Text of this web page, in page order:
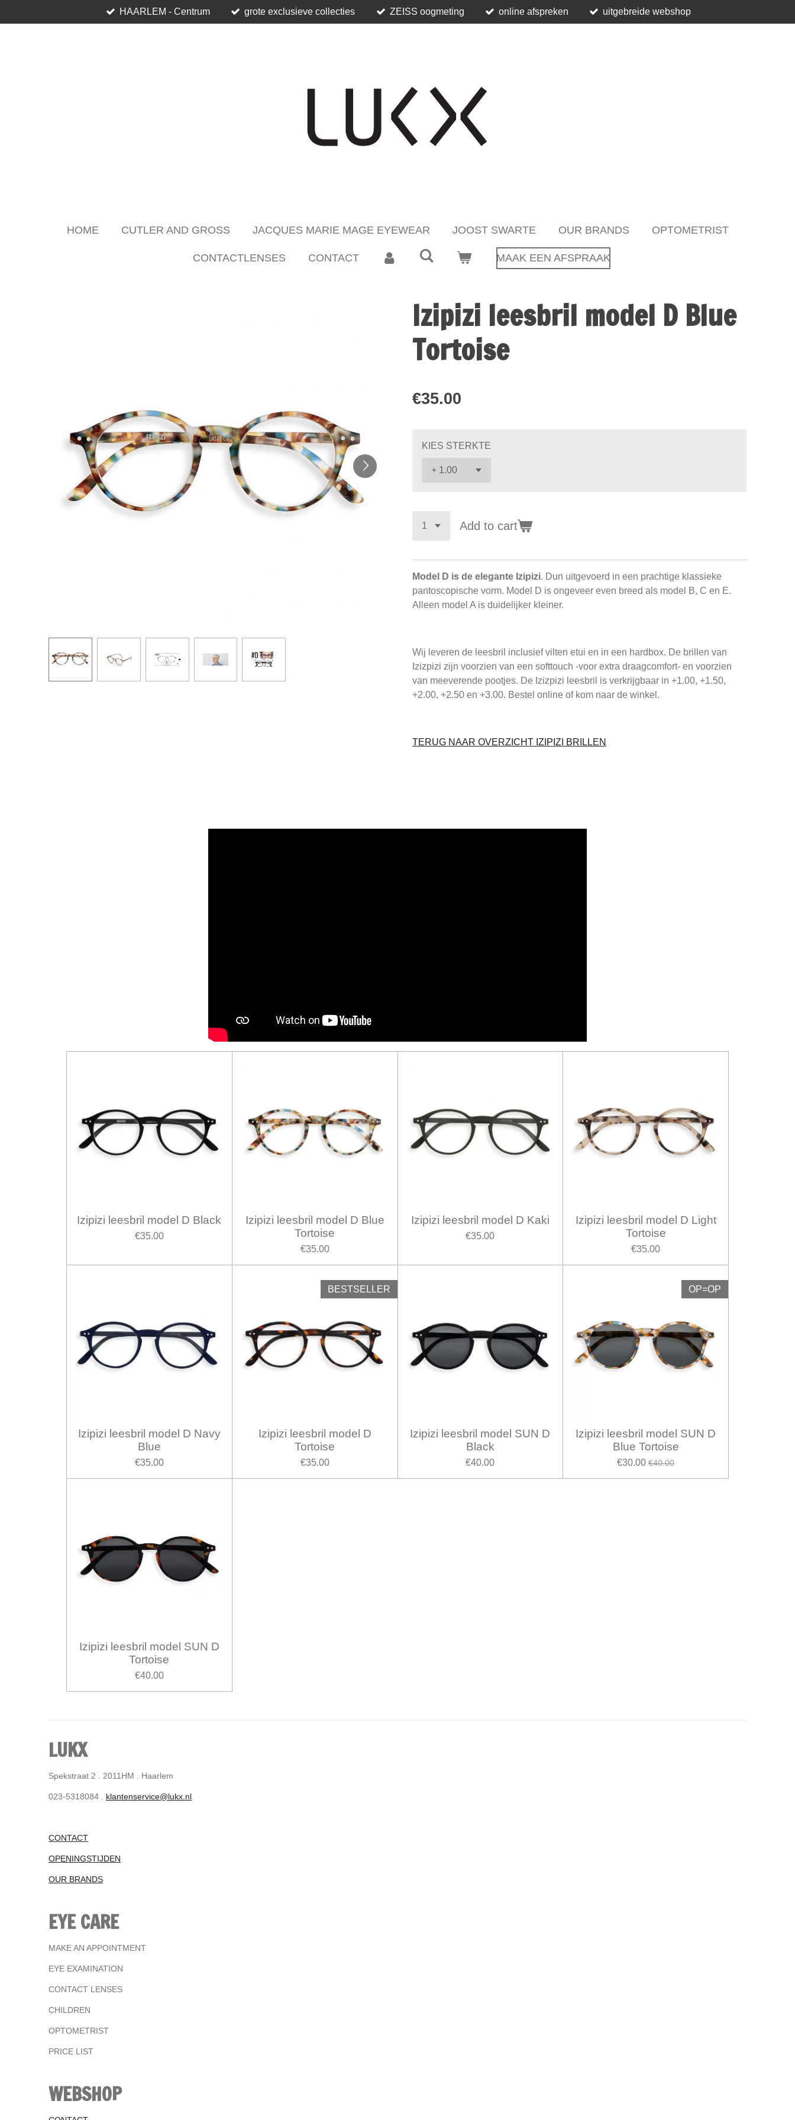
to
HAARLEM - Centrum grote exclusieve collecties ZEISS oogmeting online afspreken uitgebreide webshop
HOME CUTLER AND GROSS JACQUES MARIE MAGE EYEWEAR JOOST SWARTE OUR BRANDS OPTOMETRIST
CONTACTLENSES CONTACT MAAK EEN AFSPRAAK
Izipizi leesbril model D Blue
Tortoise
€35.00
KIES STERKTE
Add to cart
Model D is de elegante Izipizi. Dun uitgevoerd in een prachtige klassieke
pantoscopische vorm. Model D is ongeveer even breed als model B, C en E.
Alleen model A is duidelijker kleiner.
Wij leveren de leesbril inclusief vilten etui en in een hardbox. De brillen van
Izizpizi zijn voorzien van een softtouch -voor extra draagcomfort- en voorzien
van meeverende pootjes. De Izizpizi leesbril is verkrijgbaar in +1.00, +1.50,
+2.00, +2.50 en +3.00. Bestel online of kom naar de winkel.
TERUG NAAR OVERZICHT IZIPIZI BRILLEN
Izipizi leesbril model D Black
€35.00
Izipizi leesbril model D Blue
Tortoise
€35.00
Izipizi leesbril model D Kaki
€35.00
Izipizi leesbril model D Light
Tortoise
€35.00
Izipizi leesbril model D Navy
Blue
€35.00
BESTSELLER
Izipizi leesbril model D
Tortoise
€35.00
Izipizi leesbril model SUN D
Black
€40.00
OP=OP
Izipizi leesbril model SUN D
Blue Tortoise
€30.00 €40.00
Izipizi leesbril model SUN D
Tortoise
€40.00
LUKX
Spekstraat 2 . 2011HM . Haarlem
023-5318084 . klantenservice@lukx.nl
CONTACT
OPENINGSTIJDEN
OUR BRANDS
EYE CARE
MAKE AN APPOINTMENT
EYE EXAMINATION
CONTACT LENSES
CHILDREN
OPTOMETRIST
PRICE LIST
WEBSHOP